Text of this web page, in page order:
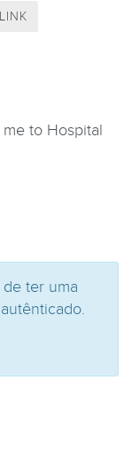
LINK
to Hospital
ter uma